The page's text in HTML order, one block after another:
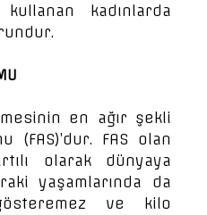
kadınlarda
en ağır şekli
(FAS)’dur. FAS olan
olarak dünyaya
yaşamlarında da
ve kilo